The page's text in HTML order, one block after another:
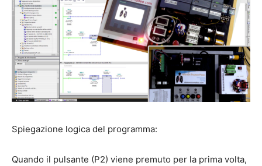
Spiegazione logica del programma:
Quando il pulsante (P2) viene premuto per la prima volta,